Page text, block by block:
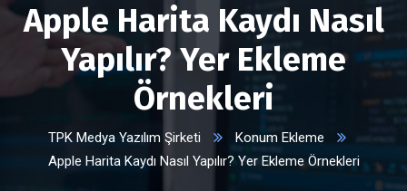
Apple Harita Kaydı Nasıl
Yapılır? Yer Ekleme
Örnekleri
TPK Medya Yazılım Şirketi
Konum Ekleme
Apple Harita Kaydı Nasıl Yapılır? Yer Ekleme Örnekleri